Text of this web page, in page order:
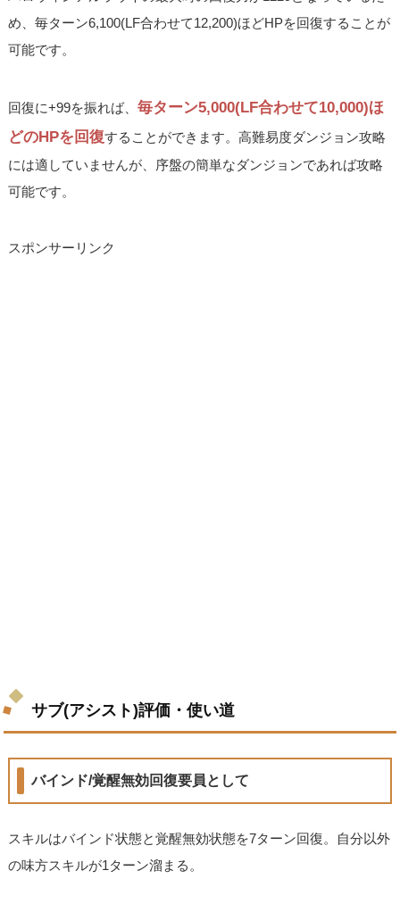
め、毎ターン6,100(LF合わせて12,200)ほどHPを回復することが
可能です。
回復に+99を振れば、毎ターン5,000(LF合わせて10,000)ほ
どのHPを回復することができます。高難易度ダンジョン攻略
には適していませんが、序盤の簡単なダンジョンであれば攻略
可能です。
スポンサーリンク
サブ(アシスト)評価・使い道
バインド/覚醒無効回復要員として
スキルはバインド状態と覚醒無効状態を7ターン回復。自分以外
の味方スキルが1ターン溜まる。